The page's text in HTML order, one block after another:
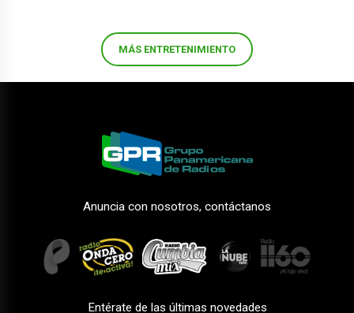
MÁS ENTRETENIMIENTO
Anuncia con nosotros, contáctanos
Entérate de las últimas novedades